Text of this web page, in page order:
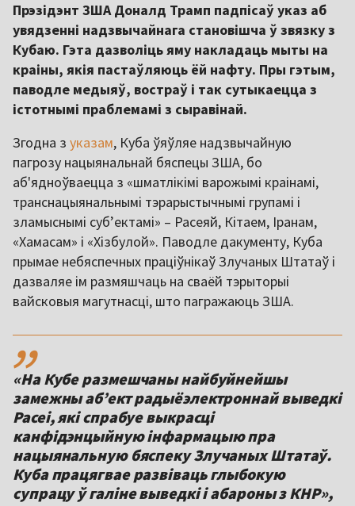
Прэзідэнт ЗША Доналд Трамп падпісаў указ аб
увядзенні надзвычайнага становішча ў звязку з
Кубаю. Гэта дазволіць яму накладаць мыты на
краіны, якія пастаўляюць ёй нафту. Пры гэтым,
паводле медыяў, востраў і так сутыкаецца з
істотнымі праблемамі з сыравінай.
Згодна з указам, Куба ўяўляе надзвычайную
пагрозу нацыянальнай бяспецы ЗША, бо
аб'ядноўваецца з «шматлікімі варожымі краінамі,
транснацыянальнымі тэрарыстычнымі групамі і
зламыснымі субʼектамі» – Расеяй, Кітаем, Іранам,
«Хамасам» і «Хізбулой». Паводле дакументу, Куба
прымае небяспечных праціўнікаў Злучаных Штатаў і
дазваляе ім размяшчаць на сваёй тэрыторыі
вайсковыя магутнасці, што пагражаюць ЗША.
,,
«На Кубе размешчаны найбуйнейшы
замежны абʼект радыёэлектроннай выведкі
Расеі, які спрабуе выкрасці
канфідэнцыйную інфармацыю пра
нацыянальную бяспеку Злучаных Штатаў.
Куба працягвае развіваць глыбокую
супрацу ў галіне выведкі і абароны з КНР»,